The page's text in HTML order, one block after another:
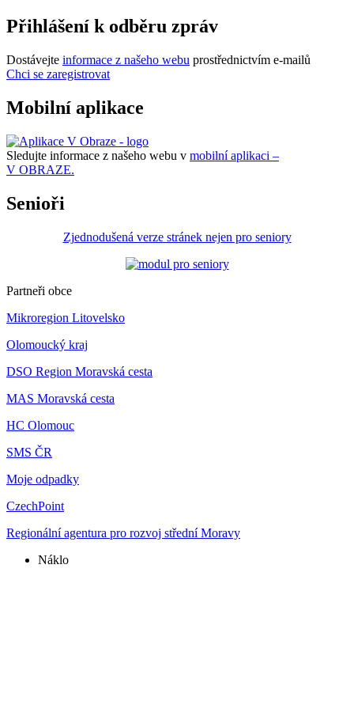
Přihlášení k odběru zpráv
Dostávejte informace z našeho webu prostřednictvím e-mailů
Chci se zaregistrovat
Mobilní aplikace
Sledujte informace z našeho webu v mobilní aplikaci –
V OBRAZE.
Senioři
Zjednodušená verze stránek nejen pro seniory
Partneři obce
Mikroregion Litovelsko
Olomoucký kraj
DSO Region Moravská cesta
MAS Moravská cesta
HC Olomouc
SMS ČR
Moje odpadky
CzechPoint
Regionální agentura pro rozvoj střední Moravy
Náklo